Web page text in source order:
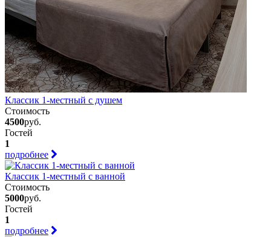
Классик 1-местный с душем
Стоимость
4500руб.
Гостей
1
подробнее
Классик 1-местный с ванной
Стоимость
5000руб.
Гостей
1
подробнее